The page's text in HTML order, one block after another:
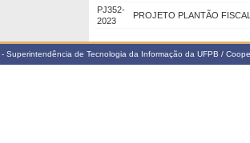
PJ352-
2023
PROJETO PLANTÃO
- Superintendência de Tecnologia da Informação da UFPB /